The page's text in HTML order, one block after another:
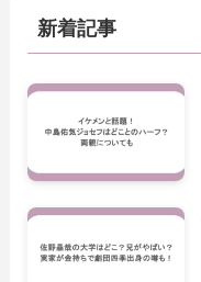
新着記事